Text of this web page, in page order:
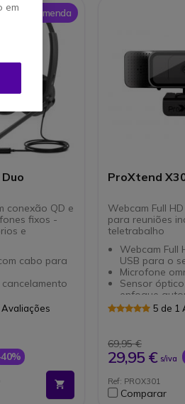
Recomenda
conexão QD e
fixos -
e
cabo para
ajuste
materiais
sintético
QD
ProXtend
Webcam Full
para reuniões
teletrabalho
Webcam Full
USB para o
Microfone
Sensor
enfoque
Imagens
Compatível
5 de 1
69,95 €
29,95 € s/iva
Ref: PROX301
Comparar
em